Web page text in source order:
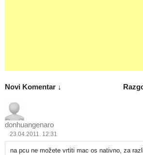
Novi Komentar ↓
donhuangenaro
23.04.2011. 12:31
na pcu ne možete vrtiti mac os nativno, za